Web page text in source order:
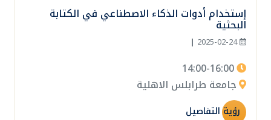
إستخدام أدوات الذكاء الاصطناعي في الكتابة
البحثية
2025-02-24
|
14:00-16:00
جامعة طرابلس الاهلية
رؤية التفاصيل